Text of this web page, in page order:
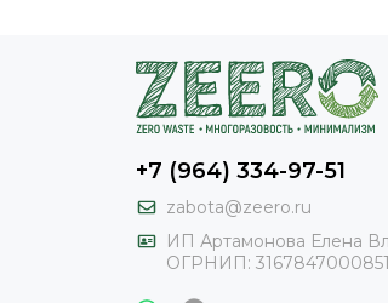
+7 (964) 334-97-51
zabota@zeero.ru
И П Артамонова Елена
ОГРНИП: